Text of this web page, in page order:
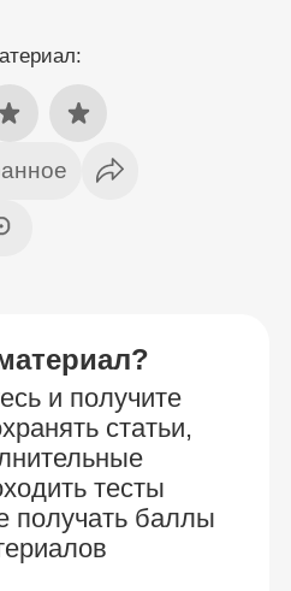
и получите
статьи,
тесты
получать баллы